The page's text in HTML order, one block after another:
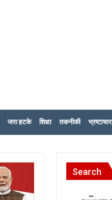
जरा हटके शिक्षा तकनीकी भ्रष्टाचार
Search